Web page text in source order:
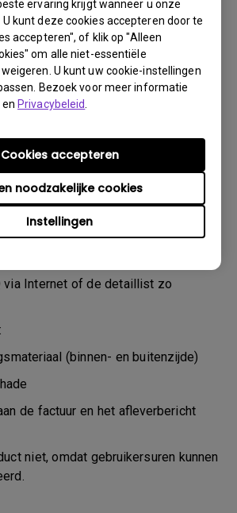
ervaring krijgt wanneer u onze
kunt deze cookies accepteren door te
accepteren", of klik op "Alleen
om alle niet-essentiële
U kunt uw cookie-instellingen
Bezoek voor meer informatie
en Privacybeleid
Instellingen
noodzakelijke cookies
Cookies accepteren
proberen via diverse stappen met u
te lossen of vaststellen dat het
door de medewerker die u
dat het product defect is, zal
voor uw product worden
het product retourneren aan BenQ,
met een andere strekking ontvangt
retourneren aan een officiële
Is uw product afgeleverd met
verzoeken wij u van tevoren de
gereed te hebben.
uit te vinden of de schade is ontstaan
via Internet of de detaillist zo
(binnen- en buitenzijde)
de factuur en het afleverbericht
niet, omdat gebruikersuren kunnen